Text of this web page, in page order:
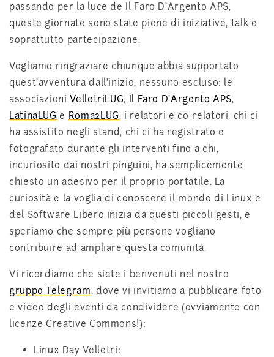
passando per la luce de Il Faro D’Argento APS,
queste giornate sono state piene di iniziative, talk e
soprattutto partecipazione.
Vogliamo ringraziare chiunque abbia supportato
quest’avventura dall’inizio, nessuno escluso: le
associazioniVelletriLUG, Il Faro D’Argento APS,
LatinaLUG e Roma2LUG, i relatori e co-relatori, chi ci
ha assistito negli stand, chi ci ha registrato e
fotografato durante gli interventi fino a chi,
incuriosito dai nostri pinguini, ha semplicemente
chiesto un adesivo per il proprio portatile. La
curiosità e la voglia di conoscere il mondo di Linux e
del Software Libero inizia da questi piccoli gesti, e
speriamo che sempre più persone vogliano
contribuire ad ampliare questa comunità.
Vi ricordiamo che siete i benvenuti nel nostro
gruppo Telegram, dove vi invitiamo a pubblicare foto
e video degli eventi da condividere (ovviamente con
licenze Creative Commons!):
Linux Day Velletri: